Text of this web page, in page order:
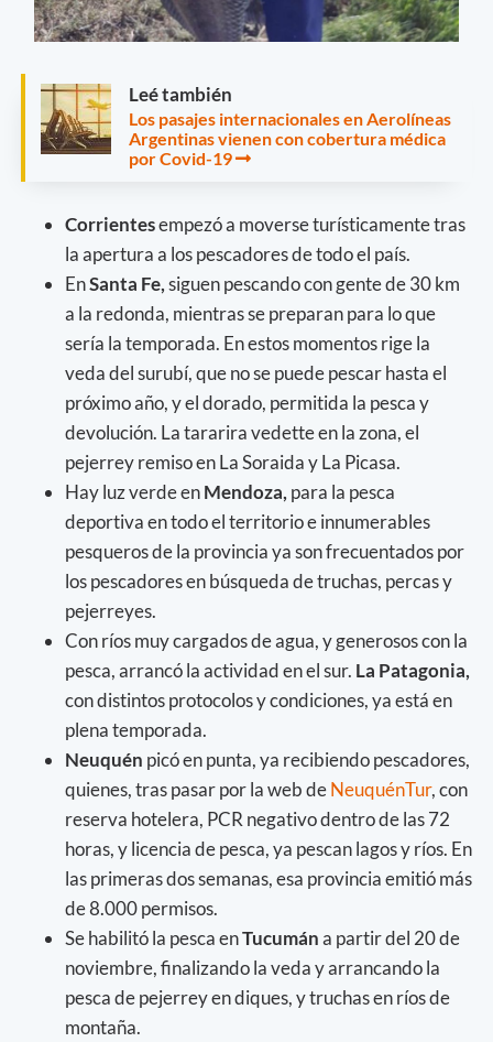
Leé también
Los pasajes internacionales en Aerolíneas
Argentinas vienen con cobertura médica
por Covid-19
Corrientesempezó a moverse turísticamente tras
la apertura a los pescadores de todo el país.
EnSanta Fe,siguen pescando con gente de 30 km
a la redonda, mientras se preparan para lo que
sería la temporada. En estos momentos rige la
veda del surubí, que no se puede pescar hasta el
próximo año, y el dorado, permitida la pesca y
devolución. La tararira vedette en la zona, el
pejerrey remiso en La Soraida y La Picasa.
Hay luz verde enMendoza, para la pesca
deportiva en todo el territorio e innumerables
pesqueros de la provincia ya son frecuentados por
los pescadores en búsqueda de truchas, percas y
pejerreyes.
Con ríos muy cargados de agua, y generosos con la
pesca, arrancó la actividad en el sur. La Patagonia,
con distintos protocolos y condiciones, ya está en
plena temporada.
Neuquén picó en punta, ya recibiendo pescadores,
quienes, tras pasar por la web deNeuquénTur, con
reserva hotelera, PCR negativo dentro de las 72
horas, y licencia de pesca, ya pescan lagos y ríos. En
las primeras dos semanas, esa provincia emitió más
de 8.000 permisos.
Se habilitó la pesca enTucumána partir del 20 de
noviembre, finalizando la veda y arrancando la
pesca de pejerrey en diques, y truchas en ríos de
montaña.